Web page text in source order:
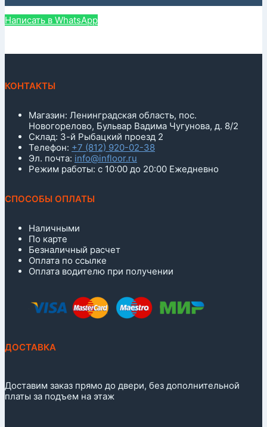
Написать в WhatsApp
КОНТАКТЫ
Магазин: Ленинградская область, пос.
Новогорелово, Бульвар Вадима Чугунова, д. 8/2
Склад: 3-й Рыбацкий проезд 2
Телефон: +7 (812) 920-02-38
Эл. почта: info@infloor.ru
Режим работы: с 10:00 до 20:00 Ежедневно
СПОСОБЫ ОПЛАТЫ
Наличными
По карте
Безналичный расчет
Оплата по ссылке
Оплата водителю при получении
ДОСТАВКА
Доставим заказ прямо до двери, без дополнительной
платы за подъем на этаж